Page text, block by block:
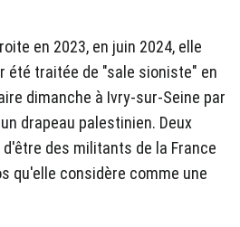
en 2023, en juin 2024, elle
été traitée de "sale sioniste" en
dimanche à Ivry-sur-Seine par
drapeau palestinien. Deux
des militants de la France
qu'elle considère comme une